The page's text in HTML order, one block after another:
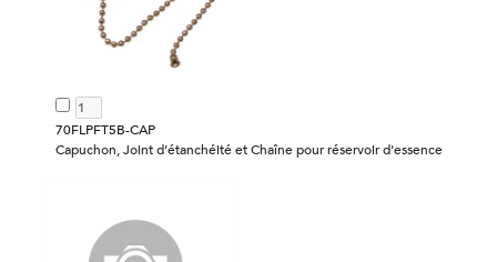
70FLPFT5B-CAP
Capuchon, Joint d’étanchéité et Chaîne pour réservoir d'essence